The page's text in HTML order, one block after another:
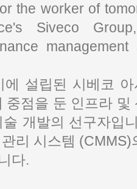
the worker of
Siveco
설립된 시베코
중점을 둔 인프라
개발의 선구자입
리 시스템
다.